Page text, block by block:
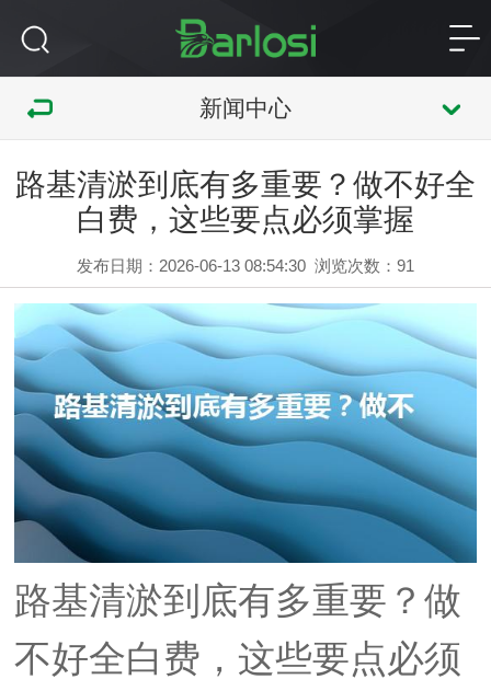
新闻中心
路基清淤到底有多重要？做不好全
白费，这些要点必须掌握
发布日期：2026-06-13 08:54:30 浏览次数：91
路基清淤到底有多重要？做
不好全白费，这些要点必须